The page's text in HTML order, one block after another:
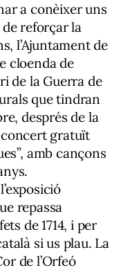
a conèixer uns
reforçar la
l’Ajuntament de
cloenda de
de la Guerra de
que tindran
després de la
concert gratuït
amb cançons
repassa
de 1714, i per
si us plau. La
de l’Orfeó